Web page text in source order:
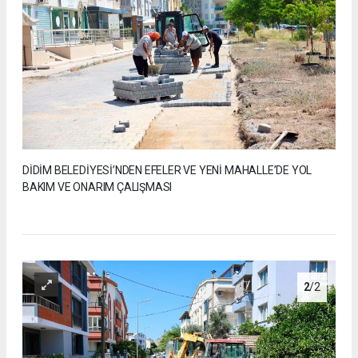
DİDİM BELEDİYESİ’NDEN EFELER VE YENİ MAHALLE’DE YOL
BAKIM VE ONARIM ÇALIŞMASI
2/2